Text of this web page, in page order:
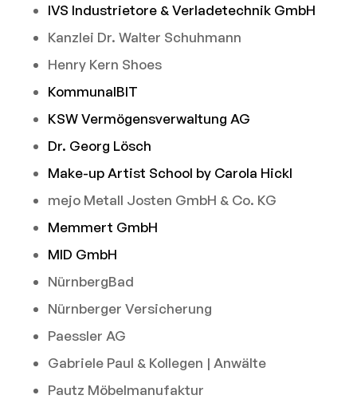
IVS Industrietore & Verladetechnik GmbH
Kanzlei Dr. Walter Schuhmann
Henry Kern Shoes
KommunalBIT
KSW Vermögensverwaltung AG
Dr. Georg Lösch
Make-up Artist School by Carola Hickl
mejo Metall Josten GmbH & Co. KG
Memmert GmbH
MID GmbH
NürnbergBad
Nürnberger Versicherung
Paessler AG
Gabriele Paul & Kollegen | Anwälte
Pautz Möbelmanufaktur